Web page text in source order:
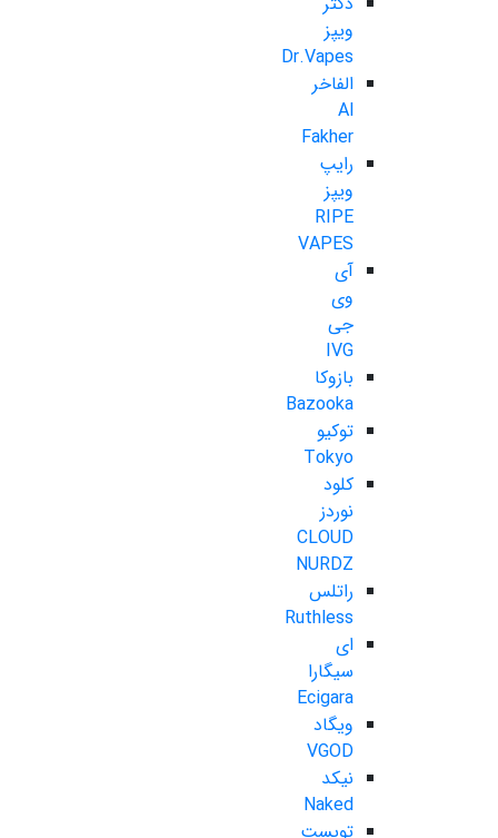
ویپز
Dr.Vapes
الفاخر
Al
Fakher
رایپ
ویپز
RIPE
VAPES
آی
وی
جی
IVG
بازوکا
Bazooka
توکیو
Tokyo
کلود
نوردز
CLOUD
NURDZ
راتلس
Ruthless
ای
سیگارا
Ecigara
ویگاد
VGOD
نیکد
Naked
تویست